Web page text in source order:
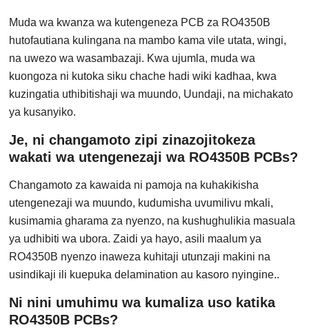
Muda wa kwanza wa kutengeneza PCB za RO4350B
hutofautiana kulingana na mambo kama vile utata, wingi,
na uwezo wa wasambazaji. Kwa ujumla, muda wa
kuongoza ni kutoka siku chache hadi wiki kadhaa, kwa
kuzingatia uthibitishaji wa muundo, Uundaji, na michakato
ya kusanyiko.
Je, ni changamoto zipi zinazojitokeza
wakati wa utengenezaji wa RO4350B PCBs?
Changamoto za kawaida ni pamoja na kuhakikisha
utengenezaji wa muundo, kudumisha uvumilivu mkali,
kusimamia gharama za nyenzo, na kushughulikia masuala
ya udhibiti wa ubora. Zaidi ya hayo, asili maalum ya
RO4350B nyenzo inaweza kuhitaji utunzaji makini na
usindikaji ili kuepuka delamination au kasoro nyingine..
Ni nini umuhimu wa kumaliza uso katika
RO4350B PCBs?